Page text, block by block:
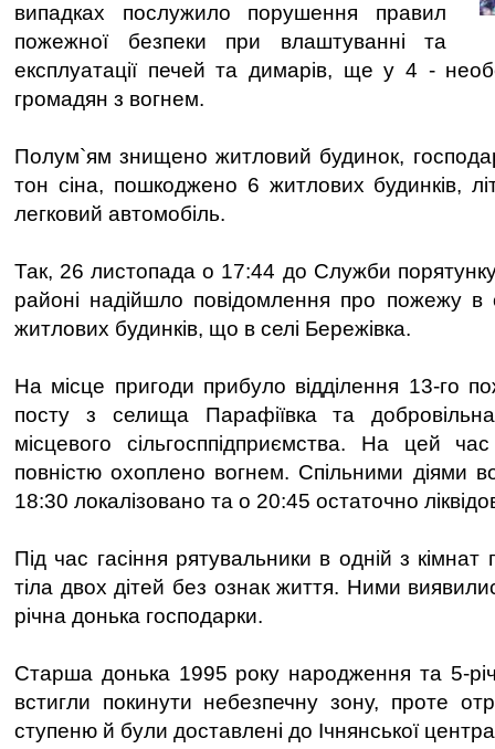
випадках послужило порушення правил
пожежної безпеки при влаштуванні та
експлуатації печей та димарів, ще у 4 -
громадян з вогнем.
Полум`ям знищено житловий будинок,
тон сіна, пошкоджено 6 житлових будинків,
легковий автомобіль.
Так, 26 листопада о 17:44 до Служби
районі надійшло повідомлення про пожежу
житлових будинків, що в селі Бережівка.
На місце пригоди прибуло відділення 13-го
посту з селища Парафіївка та
місцевого сільгосппідприємства. На цей
повністю охоплено вогнем. Спільними діями
18:30 локалізовано та о 20:45 остаточно
Під час гасіння рятувальники в одній з
тіла двох дітей без ознак життя. Ними
річна донька господарки.
Старша донька 1995 року народження та 5-
встигли покинути небезпечну зону, проте
ступеню й були доставлені до Ічнянської